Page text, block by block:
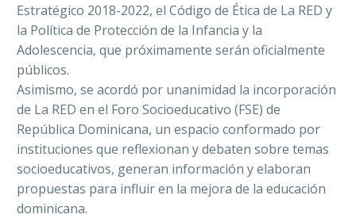
Estratégico 2018-2022, el Código de Ética de La RED y
la Política de Protección de la Infancia y la
Adolescencia, que próximamente serán oficialmente
públicos.
Asimismo, se acordó por unanimidad la incorporación
de La RED en el Foro Socioeducativo (FSE) de
República Dominicana, un espacio conformado por
instituciones que reflexionan y debaten sobre temas
socioeducativos, generan información y elaboran
propuestas para influir en la mejora de la educación
dominicana.